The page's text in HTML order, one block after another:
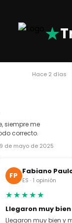
★
Hace 2 días
siempre me
correcto.
de mayo de 2025
FP Fabiano
ES · 1 opinión
★★★★★
Llegaron muy bien
Llegaron muy bien y